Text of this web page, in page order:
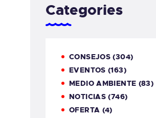
Categories
CONSEJOS (304)
EVENTOS (163)
MEDIO AMBIENTE (83)
NOTICIAS (746)
OFERTA (4)